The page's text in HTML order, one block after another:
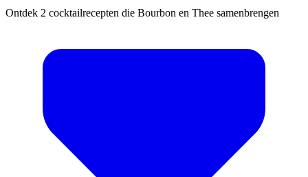
Ontdek 2 cocktailrecepten die Bourbon en Thee samenbrengen